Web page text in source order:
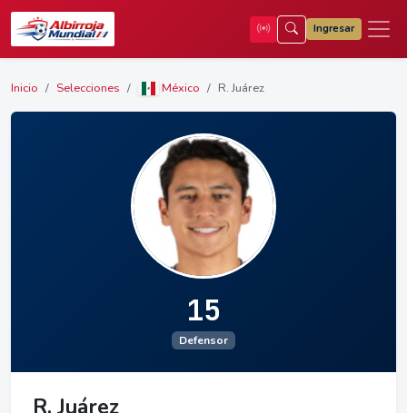
Ingresar
Inicio Selecciones México R. Juárez
15
Defensor
R. Juárez